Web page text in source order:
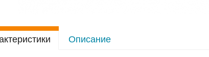
Описание